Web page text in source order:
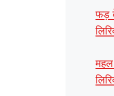
फड़
महल